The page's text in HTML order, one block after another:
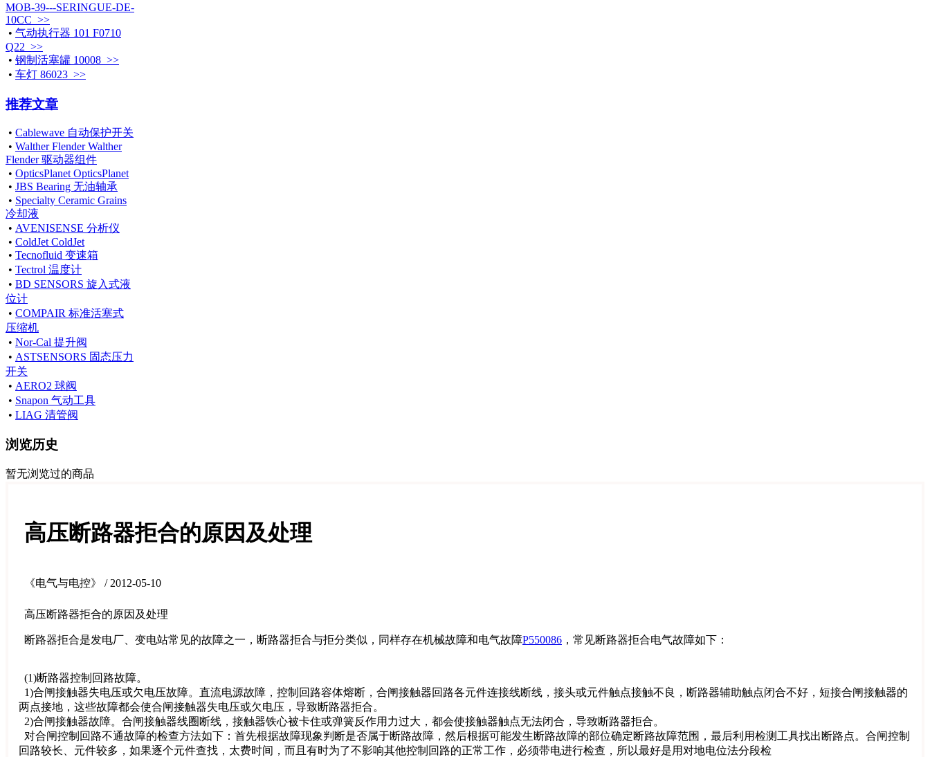
MOB-39---SERINGUE-DE-
10CC >>
• 气动执行器 101 F0710
Q22 >>
• 钢制活塞罐 10008 >>
• 车灯 86023 >>
推荐文章
• Cablewave 自动保护开关
• Walther Flender Walther
Flender 驱动器组件
• OpticsPlanet OpticsPlanet
• JBS Bearing 无油轴承
• Specialty Ceramic Grains
冷却液
• AVENISENSE 分析仪
• ColdJet ColdJet
• Tecnofluid 变速箱
• Tectrol 温度计
• BD SENSORS 旋入式液
位计
• COMPAIR 标准活塞式
压缩机
• Nor-Cal 提升阀
• ASTSENSORS 固态压力
开关
• AERO2 球阀
• Snapon 气动工具
• LIAG 清管阀
浏览历史
暂无浏览过的商品
高压断路器拒合的原因及处理
《电气与电控》 / 2012-05-10
高压断路器拒合的原因及处理
断路器拒合是发电厂、变电站常见的故障之一，断路器拒合与拒分类似，同样存在机械故障和电气故障P550086 ，常见断路器拒合电气故障如下：
(1)断路器控制回路故障。
1)合闸接触器失电压或欠电压故障。直流电源故障，控制回路容体熔断，合闸接触器回路各元件连接线断线，接头或元件触点接触不良，断路器辅助触点闭合不好，短接合闸接触器的
两点接地，这些故障都会使合闸接触器失电压或欠电压，导致断路器拒合。
2)合闸接触器故障。合闸接触器线圈断线，接触器铁心被卡住或弹簧反作用力过大，都会使接触器触点无法闭合，导致断路器拒合。
对合闸控制回路不通故障的检查方法如下：首先根据故障现象判断是否属于断路故障，然后根据可能发生断路故障的部位确定断路故障范围，最后利用检测工具找出断路点。合闸控制
回路较长、元件较多，如果逐个元件查找，太费时间，而且有时为了不影响其他控制回路的正常工作，必须带电进行检查，所以最好是用对地电位法分段检